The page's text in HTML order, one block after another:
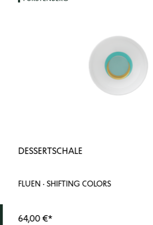
DESSERTSCHALE
FLUEN · SHIFTING COLORS
64,00 €*